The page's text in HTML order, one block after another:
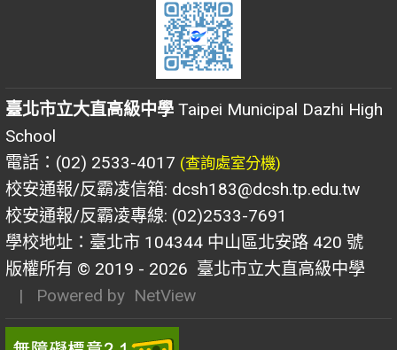
臺北市立大直高級中學 Taipei Municipal Dazhi High
School
電話：(02) 2533-4017 (查詢處室分機)
校安通報/反霸凌信箱: dcsh183@dcsh.tp.edu.tw
校安通報/反霸凌專線: (02)2533-7691
學校地址：臺北市 104344 中山區北安路 420 號
版權所有 © 2019 - 2026 臺北市立大直高級中學
| Powered by NetView